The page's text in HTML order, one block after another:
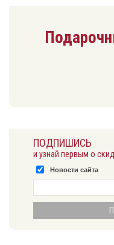
ПОДПИШИСЬ
и узнай первым о
Новости сайта